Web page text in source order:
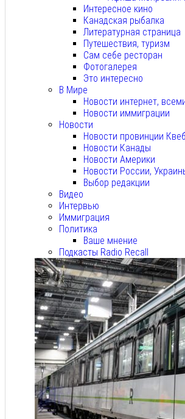
Интересное кино
Канадская рыбалка
Литературная страница
Путешествия, туризм
Сам себе ресторан
Фотогалерея
Это интересно
В Мире
Новости интернет,
Новости иммиграции
Новости
Новости провинции
Новости Канады
Новости Америки
Новости России,
Выбор редакции
Видео
Интервью
Иммиграция
Политика
Ваше мнение
Подкасты Radio Recall